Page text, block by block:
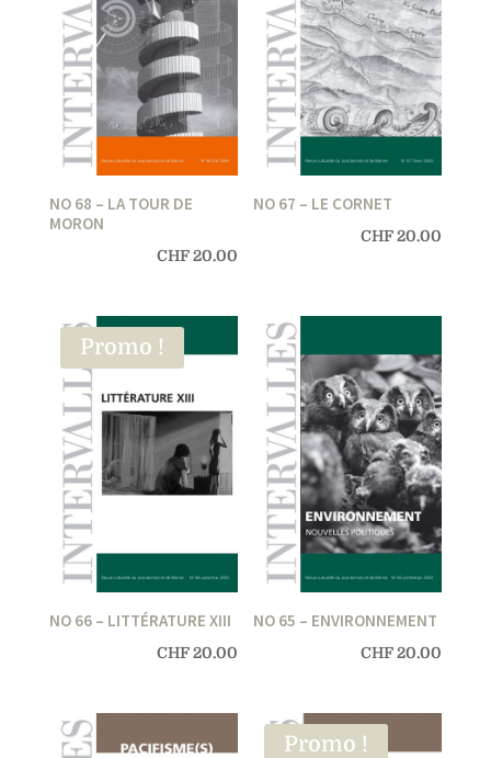
NO 68 – LA TOUR DE
MORON
CHF20.00
NO 67 – LE CORNET
CHF20.00
Promo !
NO 66 – LITTÉRATURE XIII
CHF20.00
NO 65 – ENVIRONNEMENT
CHF20.00
Promo !